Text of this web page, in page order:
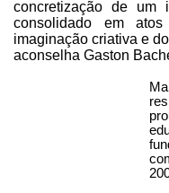
concretização de um
consolidado em
imaginação criativa e
aconselha Gaston